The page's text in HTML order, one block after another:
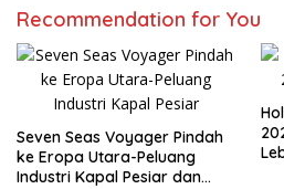
Recommendation for You
Seven Seas Voyager Pindah
ke Eropa Utara-Peluang
Industri Kapal Pesiar dan